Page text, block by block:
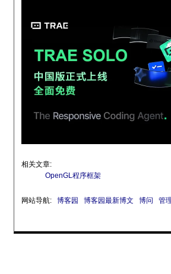
相关文章:
OpenGL程序框架
网站导航: 博客园 博客园最新博文 博问 管